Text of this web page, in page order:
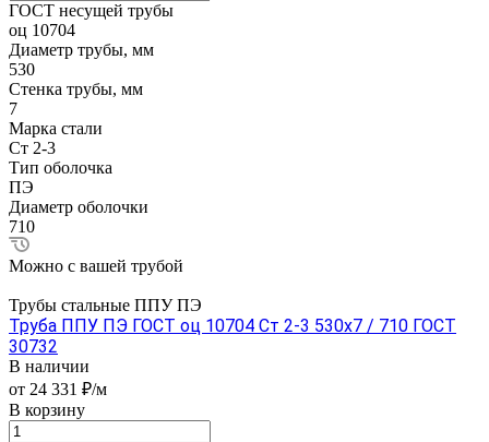
ГОСТ несущей трубы
оц 10704
Диаметр трубы, мм
530
Стенка трубы, мм
7
Марка стали
Ст 2-3
Тип оболочка
ПЭ
Диаметр оболочки
710
Можно с вашей трубой
Трубы стальные ППУ ПЭ
Труба ППУ ПЭ ГОСТ оц 10704 Ст 2-3 530x7 / 710 ГОСТ
30732
В наличии
от 24 331 ₽/м
В корзину